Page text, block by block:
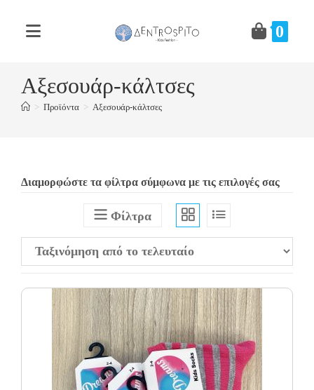
0
Αξεσουάρ-κάλτσες
> Προϊόντα > Αξεσουάρ-κάλτσες
Διαμορφώστε τα φίλτρα σύμφωνα με τις επιλογές σας
Φίλτρα